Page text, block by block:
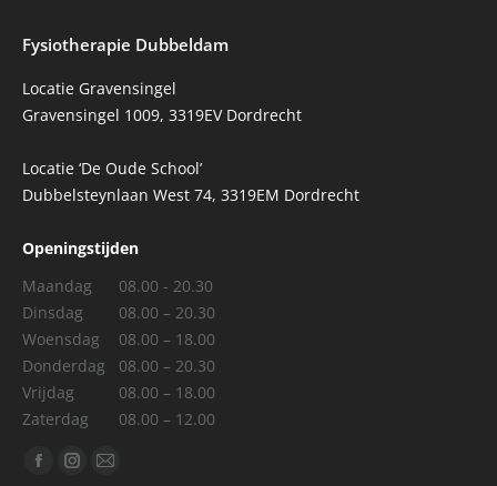
Fysiotherapie Dubbeldam
Locatie Gravensingel
Gravensingel 1009, 3319EV Dordrecht
Locatie ‘De Oude School’
Dubbelsteynlaan West 74, 3319EM Dordrecht
Openingstijden
Maandag
08.00 - 20.30
Dinsdag
08.00 – 20.30
Woensdag
08.00 – 18.00
Donderdag
08.00 – 20.30
Vrijdag
08.00 – 18.00
Zaterdag
08.00 – 12.00
Vind ons op:
Facebook
Instagram
Mail